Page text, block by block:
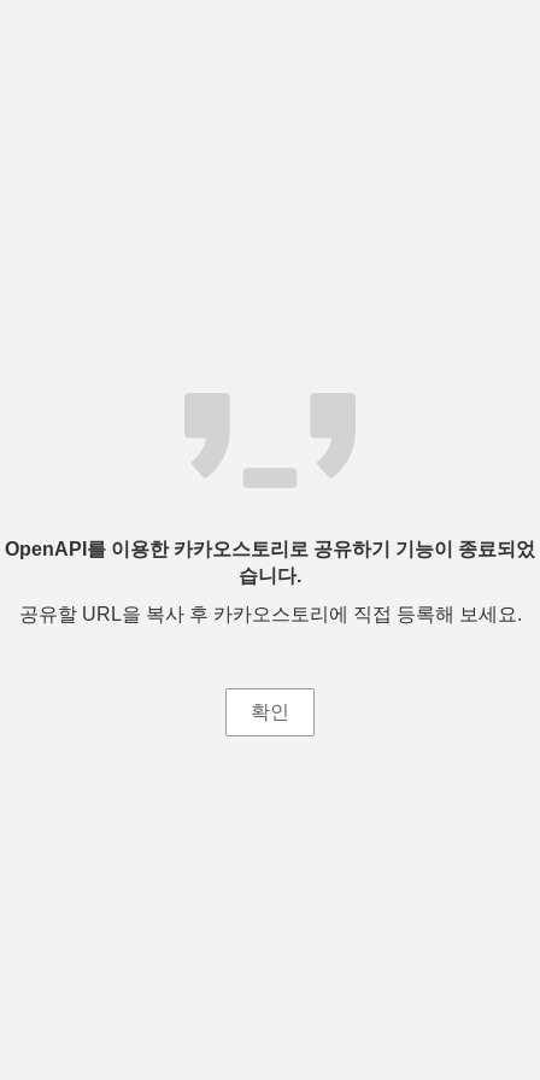
OpenAPI를 이용한 카카오스토리로 공유하기 기능이 종료되었
습니다.
공유할 URL을 복사 후 카카오스토리에 직접 등록해 보세요.
확인